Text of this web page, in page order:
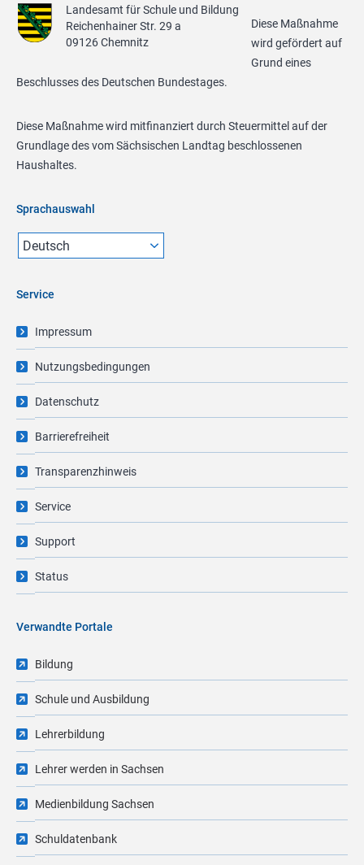
Landesamt für Schule und Bildung
Reichenhainer Str. 29 a
09126 Chemnitz
Diese Maßnahme
wird gefördert auf
Grund eines
Beschlusses des Deutschen Bundestages.
Diese Maßnahme wird mitfinanziert durch Steuermittel auf der
Grundlage des vom Sächsischen Landtag beschlossenen
Haushaltes.
Sprachauswahl
Service
Impressum
Nutzungsbedingungen
Datenschutz
Barrierefreiheit
Transparenzhinweis
Service
Support
Status
Verwandte Portale
Bildung
Schule und Ausbildung
Lehrerbildung
Lehrer werden in Sachsen
Medienbildung Sachsen
Schuldatenbank